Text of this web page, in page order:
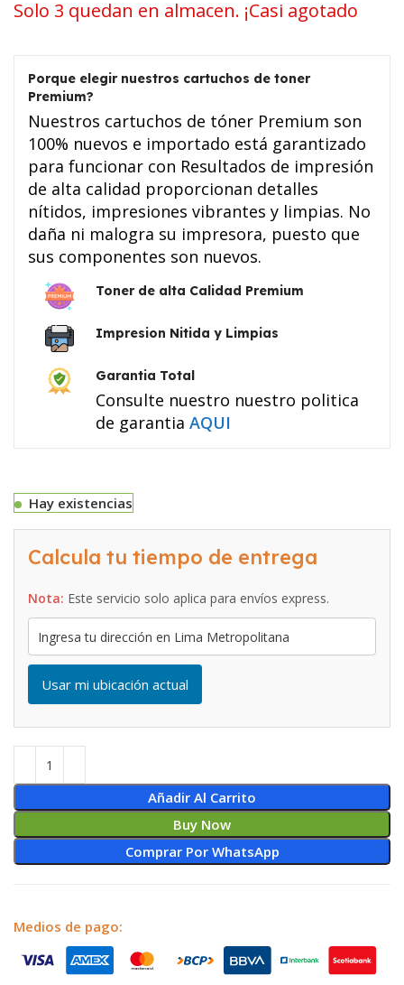
Solo 3 quedan en almacen. ¡Casi agotado
Porque elegir nuestros cartuchos de toner
Premium?
Nuestros cartuchos de tóner Premium son
100% nuevos e importado está garantizado
para funcionar con Resultados de impresión
de alta calidad proporcionan detalles
nítidos, impresiones vibrantes y limpias. No
daña ni malogra su impresora, puesto que
sus componentes son nuevos.
Toner de alta Calidad Premium
Impresion Nitida y Limpias
Garantia Total
Consulte nuestro nuestro politica
de garantia AQUI
Hay existencias
Calcula tu tiempo de entrega
Nota: Este servicio solo aplica para envíos express.
Usar mi ubicación actual
Añadir Al Carrito
Buy Now
Comprar Por WhatsApp
Medios de pago: